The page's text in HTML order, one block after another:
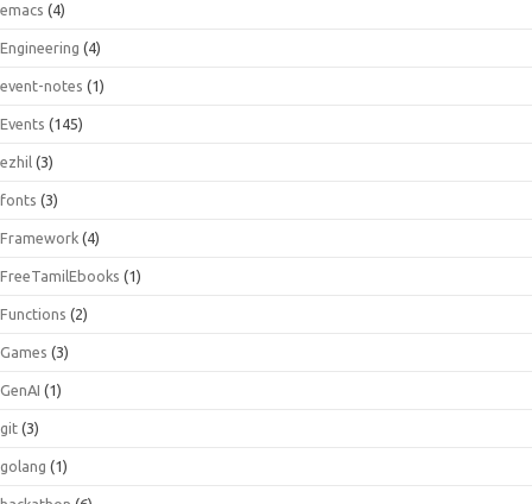
emacs (4)
Engineering (4)
event-notes (1)
Events (145)
ezhil (3)
fonts (3)
Framework (4)
FreeTamilEbooks (1)
Functions (2)
Games (3)
GenAI (1)
git (3)
golang (1)